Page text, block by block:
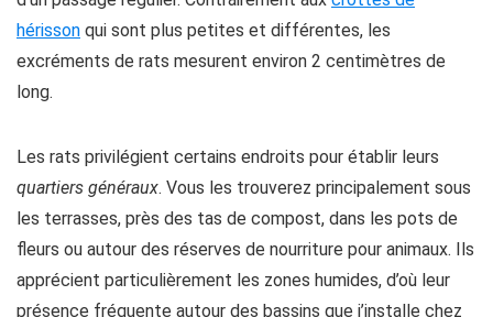
hérisson qui sont plus petites et différentes, les
excréments de rats mesurent environ 2 centimètres de
long.
Les rats privilégient certains endroits pour établir leurs
quartiers généraux. Vous les trouverez principalement sous
les terrasses, près des tas de compost, dans les pots de
fleurs ou autour des réserves de nourriture pour animaux. Ils
apprécient particulièrement les zones humides, d’où leur
présence fréquente autour des bassins que j’installe chez